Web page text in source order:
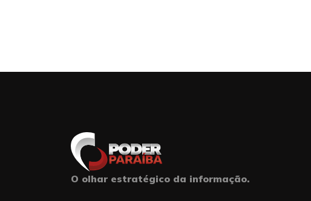
O olhar estratégico da informação.